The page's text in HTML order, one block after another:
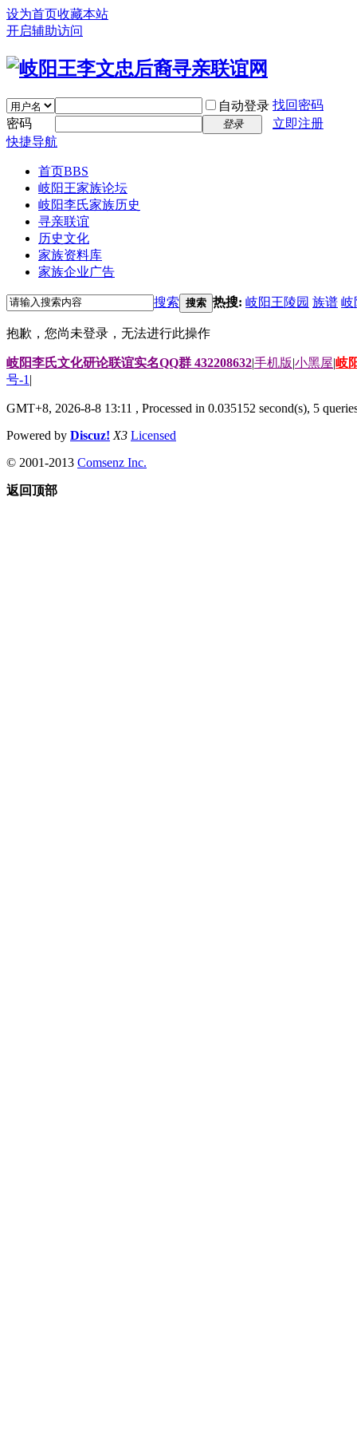
设为首页收藏本站
开启辅助访问
自动登录 找回密码
密码
登录
立即注册
快捷导航
首页BBS
岐阳王家族论坛
岐阳李氏家族历史
寻亲联谊
历史文化
家族资料库
家族企业广告
搜索 搜索 热搜: 岐阳王陵园 族谱 岐
抱歉，您尚未登录，无法进行此操作
岐阳李氏文化研论联谊实名QQ群 432208632|手机版|小黑屋|岐
号-1 |
GMT+8, 2026-8-8 13:11 , Processed in 0.035152 second(s), 5
Powered by Discuz! X3 Licensed
© 2001-2013 Comsenz Inc.
返回顶部